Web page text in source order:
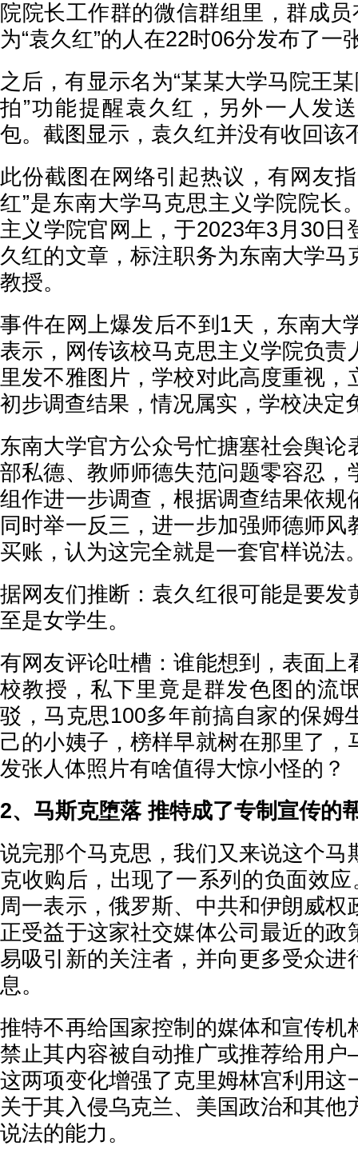
院院长工作群的微信群组里，群成
为“袁久红”的人在22时06分发布了一
之后，有显示名为“某某大学马院王
拍”功能提醒袁久红，另外一人发
包。截图显示，袁久红并没有收回该
此份截图在网络引起热议，有网友
红”是东南大学马克思主义学院院长
主义学院官网上，于2023年3月30日
久红的文章，标注职务为东南大学马
教授。
事件在网上爆发后不到1天，东南大
表示，网传该校马克思主义学院负责
里发不雅图片，学校对此高度重视，
初步调查结果，情况属实，学校决定
东南大学官方公众号忙搪塞社会舆论
部私德、教师师德失范问题零容忍，
组作进一步调查，根据调查结果依规
同时举一反三，进一步加强师德师风
买账，认为这完全就是一套官样说法
据网友们推断：袁久红很可能是要发
至是女学生。
有网友评论吐槽：谁能想到，表面上
校教授，私下里竟是群发色图的流
驳，马克思100多年前搞自家的保姆
己的小姨子，榜样早就树在那里了，
发张人体照片有啥值得大惊小怪的？
2、马斯克堕落 推特成了专制宣传的
说完那个马克思，我们又来说这个马
克收购后，出现了一系列的负面效
周一表示，俄罗斯、中共和伊朗威权
正受益于这家社交媒体公司最近的政
易吸引新的关注者，并向更多受众进
息。
推特不再给国家控制的媒体和宣传机
禁止其内容被自动推广或推荐给用
这两项变化增强了克里姆林宫利用这
关于其入侵乌克兰、美国政治和其他
说法的能力。